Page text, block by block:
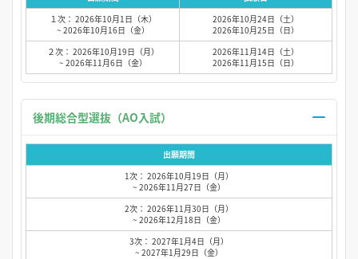
１次： 2026年10月1日（木）
~ 2026年10月16日（金）
2026年10月24日（土）
2026年10月25日（日）
２次： 2026年10月19日（月）
~ 2026年11月6日（金）
2026年11月14日（土）
2026年11月15日（日）
出願期間
1次： 2026年10月19日（月）
~ 2026年11月27日（金）
2次： 2026年11月30日（月）
~ 2026年12月18日（金）
3次： 2027年1月4日（月）
~ 2027年1月29日（金）